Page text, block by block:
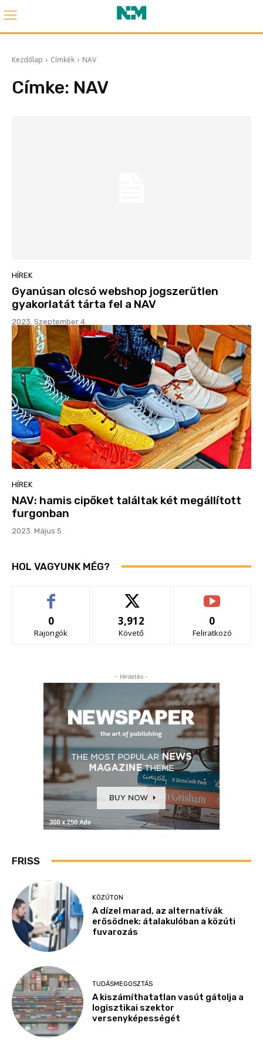
Kezdőlap Címkék NAV
Címke: NAV
HÍREK
Gyanúsan olcsó webshop jogszerűtlen
gyakorlatát tárta fel a NAV
2023. Szeptember 4.
HÍREK
NAV: hamis cipőket találtak két megállított
furgonban
2023. Május 5.
HOL VAGYUNK MÉG?
0
Rajongók
3,912
Követő
0
Feliratkozó
- Hirdetés -
FRISS
KÖZÚTON
A dízel marad, az alternatívák
erősödnek: átalakulóban a közúti
fuvarozás
TUDÁSMEGOSZTÁS
A kiszámíthatatlan vasút gátolja a
logisztikai szektor
versenyképességét